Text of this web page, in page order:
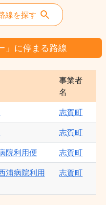
線を探す
」に停まる路線
事業者
名
志賀町
志賀町
院利用便 志賀町
浦病院利用
志賀町